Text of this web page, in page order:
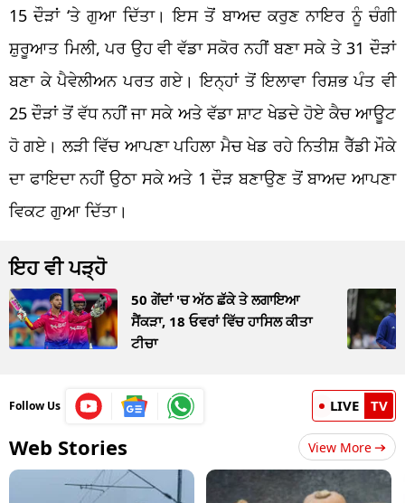
15 ਦੌੜਾਂ ‘ਤੇ ਗੁਆ ਦਿੱਤਾ। ਇਸ ਤੋਂ ਬਾਅਦ ਕਰੁਣ ਨਾਇਰ ਨੂੰ ਚੰਗੀ
ਸ਼ੁਰੂਆਤ ਮਿਲੀ, ਪਰ ਉਹ ਵੀ ਵੱਡਾ ਸਕੋਰ ਨਹੀਂ ਬਣਾ ਸਕੇ ਤੇ 31 ਦੌੜਾਂ
ਬਣਾ ਕੇ ਪੈਵੇਲੀਅਨ ਪਰਤ ਗਏ। ਇਨ੍ਹਾਂ ਤੋਂ ਇਲਾਵਾ ਰਿਸ਼ਭ ਪੰਤ ਵੀ
25 ਦੌੜਾਂ ਤੋਂ ਵੱਧ ਨਹੀਂ ਜਾ ਸਕੇ ਅਤੇ ਵੱਡਾ ਸ਼ਾਟ ਖੇਡਦੇ ਹੋਏ ਕੈਚ ਆਊਟ
ਹੋ ਗਏ। ਲੜੀ ਵਿੱਚ ਆਪਣਾ ਪਹਿਲਾ ਮੈਚ ਖੇਡ ਰਹੇ ਨਿਤੀਸ਼ ਰੈੱਡੀ ਮੌਕੇ
ਦਾ ਫਾਇਦਾ ਨਹੀਂ ਉਠਾ ਸਕੇ ਅਤੇ 1 ਦੌੜ ਬਣਾਉਣ ਤੋਂ ਬਾਅਦ ਆਪਣਾ
ਵਿਕਟ ਗੁਆ ਦਿੱਤਾ।
ਇਹ ਵੀ ਪੜ੍ਹੋ
50 ਗੇਂਦਾਂ 'ਚ ਅੱਠ ਛੱਕੇ ਤੇ ਲਗਾਇਆ
ਸੈਂਕੜਾ, 18 ਓਵਰਾਂ ਵਿੱਚ ਹਾਸਿਲ ਕੀਤਾ
ਟੀਚਾ
Follow Us LIVE TV
Web Stories View More